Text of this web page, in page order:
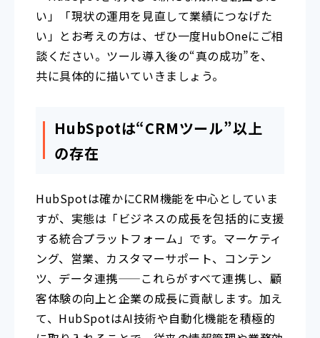
い」「現状の運用を見直して業績につなげた
い」とお考えの方は、ぜひ一度HubOneにご相
談ください。ツール導入後の“真の成功”を、
共に具体的に描いていきましょう。
HubSpotは“CRMツール”以上
の存在
HubSpotは確かにCRM機能を中心としていま
すが、実態は「ビジネスの成長を包括的に支援
する統合プラットフォーム」です。マーケティ
ング、営業、カスタマーサポート、コンテン
ツ、データ連携——これらがすべて連携し、顧
客体験の向上と企業の成長に貢献します。加え
て、HubSpotはAI技術や自動化機能を積極的